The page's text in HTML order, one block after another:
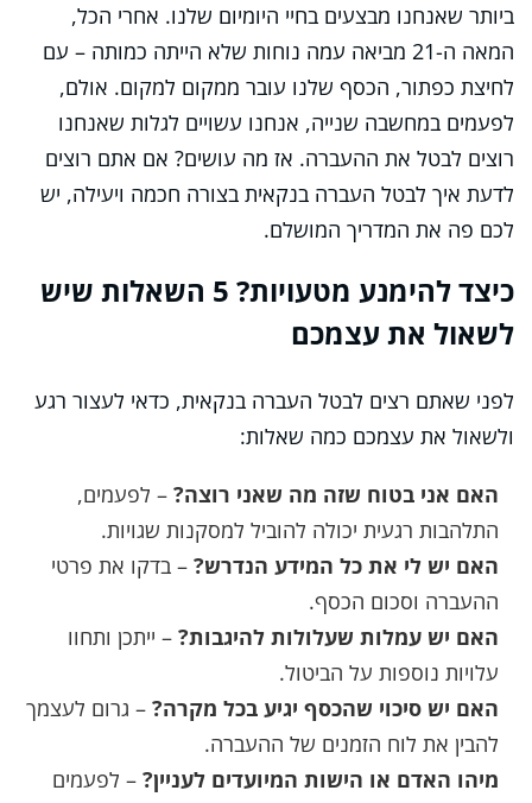
ביותר שאנחנו מבצעים בחיי היומיום שלנו. אחרי הכל,
המאה ה-21 מביאה עמה נוחות שלא הייתה כמותה – עם
לחיצת כפתור, הכסף שלנו עובר ממקום למקום. אולם,
לפעמים במחשבה שנייה, אנחנו עשויים לגלות שאנחנו
רוצים לבטל את ההעברה. אז מה עושים? אם אתם רוצים
לדעת איך לבטל העברה בנקאית בצורה חכמה ויעילה, יש
לכם פה את המדריך המושלם.
כיצד להימנע מטעויות? 5 השאלות שיש
לשאול את עצמכם
לפני שאתם רצים לבטל העברה בנקאית, כדאי לעצור רגע
ולשאול את עצמכם כמה שאלות:
האם אני בטוח שזה מה שאני רוצה? – לפעמים,
התלהבות רגעית יכולה להוביל למסקנות שגויות.
האם יש לי את כל המידע הנדרש? – בדקו את פרטי
ההעברה וסכום הכסף.
האם יש עמלות שעלולות להיגבות? – ייתכן ותחוו
עלויות נוספות על הביטול.
האם יש סיכוי שהכסף יגיע בכל מקרה? – גרום לעצמך
להבין את לוח הזמנים של ההעברה.
מיהו האדם או הישות המיועדים לעניין? – לפעמים